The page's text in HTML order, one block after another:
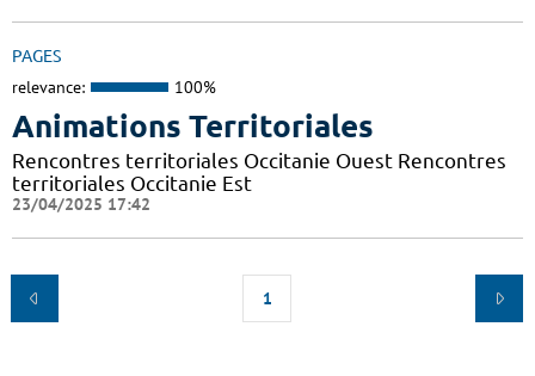
PAGES
relevance: 100%
Animations Territoriales
Rencontres territoriales Occitanie Ouest Rencontres
territoriales Occitanie Est
23/04/2025 17:42
1